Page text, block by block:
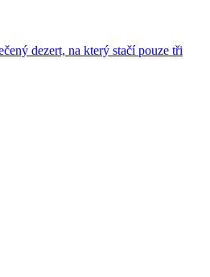
dezert, na který stačí pouze tři